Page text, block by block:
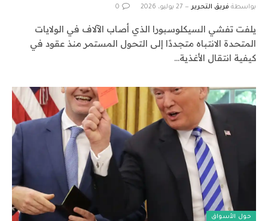
بواسطة فريق التحرير 27 يوليو، 2026 0
يلفت تفشي السيكلوسبورا الذي أصاب الآلاف في الولايات
المتحدة الانتباه متجددًا إلى التحول المستمر منذ عقود في
كيفية انتقال الأغذية…
حول الأسواق